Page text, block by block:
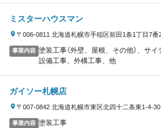
ミスターハウスマン
〒006-0811 北海道札幌市手稲区前田1条1丁目7番
事業内容 塗装工事（外壁、屋根、その他）、サ
設備工事、外構工事、他
ガイソー札幌店
〒007-0842 北海道札幌市東区北四十二条東1-4-30
事業内容 塗装工事